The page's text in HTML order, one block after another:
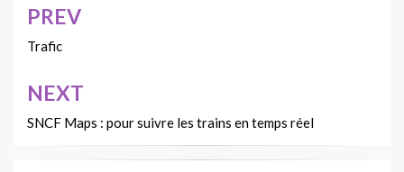
Navigation
de
l’article
PREV
Trafic
NEXT
SNCF Maps : pour suivre les trains en temps réel